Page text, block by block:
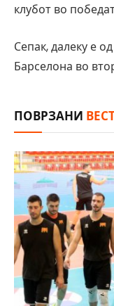
клубот во
Сепак, далеку е
Барселона во
ПОВРЗАНИ